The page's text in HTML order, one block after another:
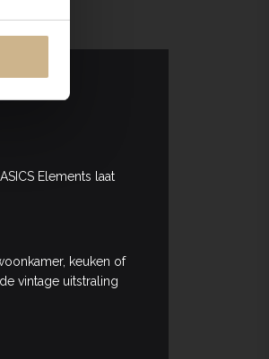
Elements laat
keuken of
vintage uitstraling